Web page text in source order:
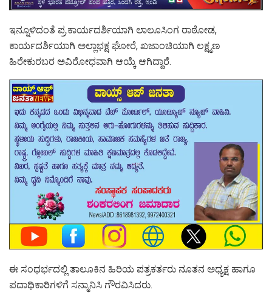
ಇನ್ನೂಳಿದಂತೆ ಪ್ರ.ಕಾರ್ಯದರ್ಶಿಯಾಗಿ ಲಾಲೂಸಿಂಗ ರಾಠೋಡ,
ಕಾರ್ಯದರ್ಶಿಯಾಗಿ ಅಲ್ಲಾಭಕ್ಷ ಘೋರೆ, ಖಜಾಂಚಿಯಾಗಿ ಲಕ್ಷ್ಮಣ
ಹಿರೇಕುರಬರ ಅವಿರೋಧವಾಗಿ ಆಯ್ಕೆ ಆಗಿದ್ದಾರೆ.
ಈ ಸಂಧರ್ಭದಲ್ಲಿ ತಾಲೂಕಿನ ಹಿರಿಯ ಪತ್ರಕರ್ತರು ನೂತನ ಅಧ್ಯಕ್ಷ ಹಾಗೂ
ಪದಾಧಿಕಾರಿಗಳಿಗೆ ಸನ್ಮಾನಿಸಿ ಗೌರವಿಸಿದರು.